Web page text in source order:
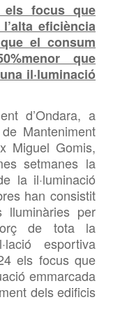
focus que
l’alta eficiència
el consum
que
una il·luminació
d’Ondara, a
Manteniment
Miguel Gomis,
setmanes la
la il·luminació
han consistit
per
de tota la
esportiva
els focus que
emmarcada
dels edificis